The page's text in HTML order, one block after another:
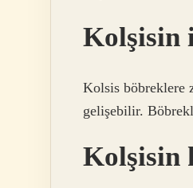
Kolşisin
Kolsis böbreklere
gelişebilir.
Kolşisin